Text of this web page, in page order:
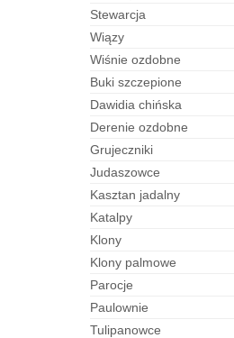
stewarcja
wiązy
wiśnie ozdobne
buki szczepione
dawidia chińska
derenie ozdobne
grujeczniki
judaszowce
kasztan jadalny
katalpy
klony
klony palmowe
parocje
paulownie
tulipanowce